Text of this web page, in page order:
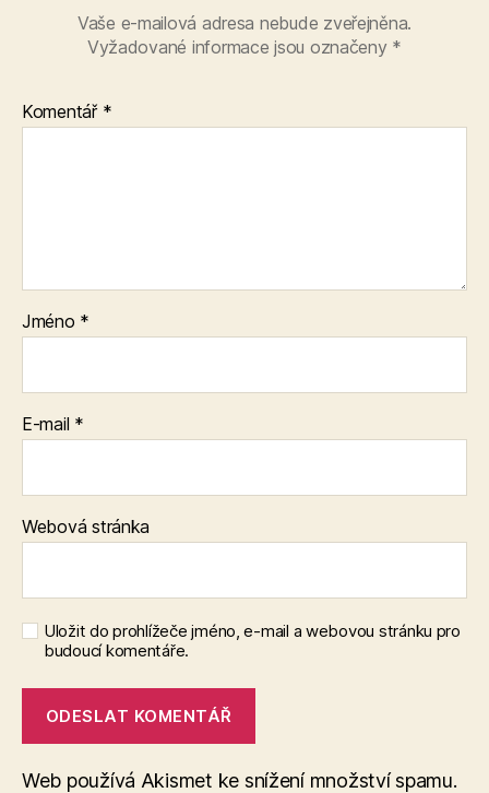
Vaše e-mailová adresa nebude zveřejněna.
Vyžadované informace jsou označeny *
Komentář *
Jméno *
E-mail *
Webová stránka
Uložit do prohlížeče jméno, e-mail a webovou stránku pro
budoucí komentáře.
Web používá Akismet ke snížení množství spamu.